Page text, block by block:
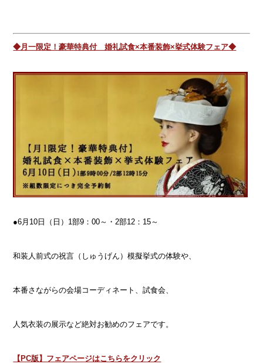
◆月一限定！豪華特典付 婚礼試食×本番装飾×挙式体験フェア◆
●6月10日（日）1部9：00～・2部12：15～
和装人前式の祝言（しゅうげん）模擬挙式の体験や、
本番さながらの会場コーディネート、試食会、
人気衣装の展示など絶対お勧めのフェアです。
【PC版】フェアページはこちらをクリック